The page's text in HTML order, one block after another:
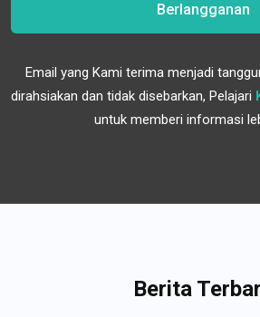
Berlangganan
Email yang Kami terima menjadi
dirahsiakan dan tidak disebarkan, Pelajari
untuk memberi informasi
Berita